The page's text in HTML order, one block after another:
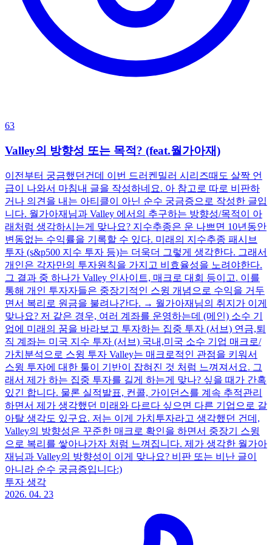
63
Valley의 방향성 또는 목적? (feat.월가아재)
이전부터 궁금했던건데 이번 드러켄밀러 시리즈때도 살짝 언
급이 나와서 마침내 글을 작성하네요. 아 참고로 따로 비판하
거나 의견을 내는 아티클이 아닌 순수 궁금증으로 작성한 글입
니다. 월가아재님과 Valley 에서의 추구하는 방향성/목적이 아
래처럼 생각하시는게 맞나요? 지수추종은 운 나쁘면 10년동안
변동없는 수익률을 기록할 수 있다. 미래의 지수추종 패시브
투자 (s&p500 지수 투자 등)는 더욱더 그렇게 생각한다. 그래서
개인은 각자만의 투자원칙을 가지고 비효율성을 노려야한다.
그 결과 중 하나가 Valley 인사이트, 매크로 대회 등이고. 이를
통해 개인 투자자들은 중장기적인 스윙 개념으로 수익을 거두
면서 복리로 원금을 불려나간다. → 월가아재님의 취지가 이게
맞나요? 저 같은 경우, 여러 계좌를 운영하는데 (메인) 소수 기
업에 미래의 꿈을 바라보고 투자하는 집중 투자 (서브) 연금,퇴
직 계좌는 미국 지수 투자 (서브) 국내,미국 소수 기업 매크로/
가치분석으로 스윙 투자 Valley는 매크로적인 관점을 키워서
스윙 투자에 대한 툴이 기반이 잡혀진 것 처럼 느껴져서요. 그
래서 제가 하는 집중 투자를 길게 하는게 맞나? 싶을 때가 간혹
있긴 합니다. 물론 실적발표, 컨콜, 가이던스를 계속 추적관리
하면서 제가 생각했던 미래와 다르다 싶으면 다른 기업으로 갈
아탈 생각도 있구요. 저는 이게 가치투자라고 생각했던 건데,
Valley의 방향성은 꾸준한 매크로 확인을 하면서 중장기 스윙
으로 복리를 쌓아나가자 처럼 느껴집니다. 제가 생각한 월가아
재님과 Valley의 방향성이 이게 맞나요? 비판 또는 비난 글이
아니라 순수 궁금증입니다:)
투자 생각
2026. 04. 23